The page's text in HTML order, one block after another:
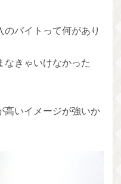
バイトって何があり
なきゃいけなかった
高いイメージが強いか